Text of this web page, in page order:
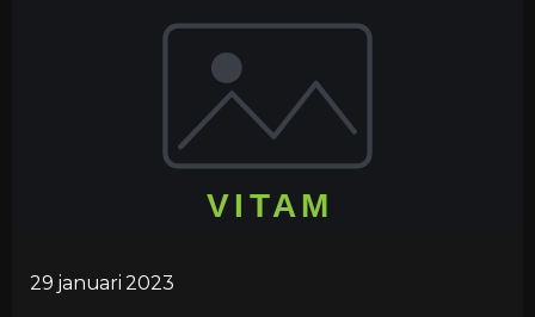
29 januari 2023